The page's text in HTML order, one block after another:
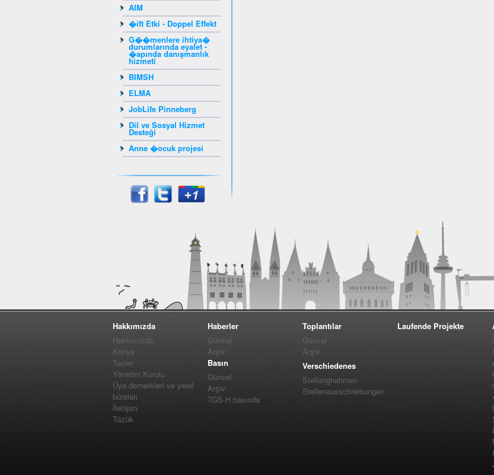
AIM
�ift Etki - Doppel Effekt
G��menlere ihtiya�
durumlarında eyalet -
�apında danışmanlık
hizmeti
BIMSH
ELMA
JobLife Pinneberg
Dil ve Sosyal Hizmet
Desteği
Anne �ocuk projesi
Hakkımızda
Hakkımızda
Künye
Tezler
Yönetim Kurulu
Üye dernerkleri ve yerel
büroları
İletişim
Tüzük
Haberler
Güncel
Arşiv
Basın
Güncel
Arşiv
TGS-H basında
Toplantılar
Güncel
Arşiv
Verschiedenes
Stellungnahmen
Stellenausschreibungen
Laufende Projekte